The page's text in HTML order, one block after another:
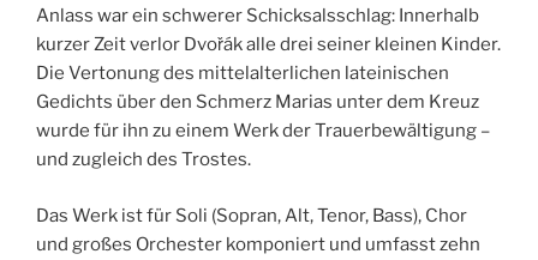
Anlass war ein schwerer Schicksalsschlag: Innerhalb
kurzer Zeit verlor Dvořák alle drei seiner kleinen Kinder.
Die Vertonung des mittelalterlichen latei­nischen
Gedichts über den Schmerz Marias unter dem Kreuz
wurde für ihn zu einem Werk der Trauerbewältigung –
und zugleich des Trostes.
Das Werk ist für Soli (Sopran, Alt, Tenor, Bass), Chor
und großes Orchester komponiert und um­fasst zehn